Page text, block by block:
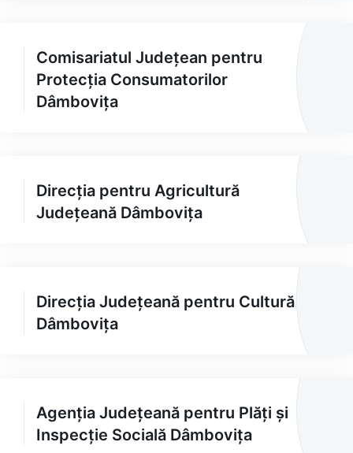
Comisariatul Județean pentru
Protecția Consumatorilor
Dâmbovița
Direcția pentru Agricultură
Județeană Dâmbovița
Direcția Județeană pentru Cultură
Dâmbovița
Agenția Județeană pentru Plăți și
Inspecție Socială Dâmbovița